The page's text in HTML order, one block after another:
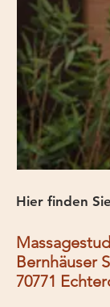
Hier finden
Bernhäuser
70771